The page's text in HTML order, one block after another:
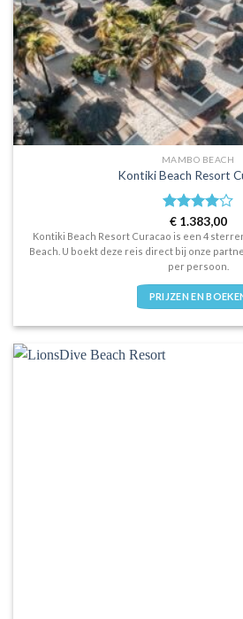
MAMBO BEACH
Kontiki Beach Resort
Waardering
4uit 5
€1.383,00
Kontiki Beach Resort Curacao is een 4
Beach. U boekt deze reis direct bij onze
per persoon.
PRIJZEN EN